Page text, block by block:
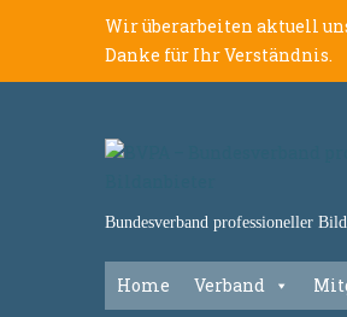
Wir überarbeiten aktuell
Danke für Ihr Verständnis.
Bundesverband professioneller
Home Verband